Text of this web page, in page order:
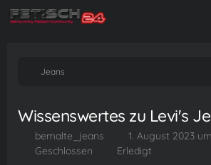
Jeans
Wissenswertes zu Levi's
bemalte_jeans
1. August 2023
Geschlossen
Erledigt